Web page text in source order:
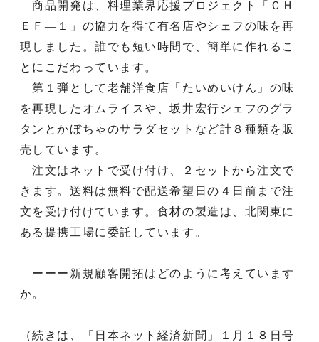
商品開発は、料理業界応援プロジェクト「ＣＨ
ＥＦ―１」の協力を得て有名店やシェフの味を再
現しました。誰でも短い時間で、簡単に作れるこ
とにこだわっています。
第１弾として老舗洋食店「たいめいけん」の味
を再現したオムライスや、坂井宏行シェフのグラ
タンとかぼちゃのサラダセットなど計８種類を販
売しています。
注文はネットで受け付け、２セットから注文で
きます。送料は無料で配送希望日の４日前まで注
文を受け付けています。食材の製造は、北関東に
ある提携工場に委託しています。
ーーー新規顧客開拓はどのように考えています
か。
（続きは、「日本ネット経済新聞」１月１８日号